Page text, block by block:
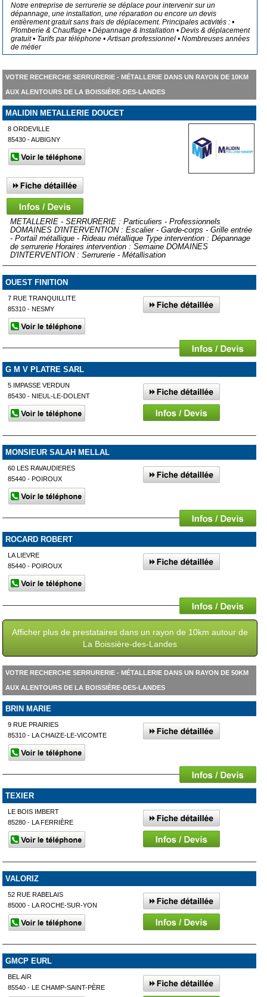
Notre entreprise de serrurerie se déplace pour intervenir sur un
dépannage, une installation, une réparation ou encore un devis
entièrement gratuit sans frais de déplacement. Principales activités : •
Plomberie & Chauffage • Dépannage & Installation • Devis & déplacement
gratuit • Tarifs par téléphone • Artisan professionnel • Nombreuses années
de métier
VOTRE RECHERCHE SERRURERIE - MÉTALLERIE DANS UN RAYON DE 10KM
AUX ALENTOURS DE LA BOISSIÈRE-DES-LANDES
MALIDIN METALLERIE DOUCET
8 ORDEVILLE
85430 - AUBIGNY
METALLERIE - SERRURERIE : Particuliers - Professionnels
DOMAINES D'INTERVENTION : Escalier - Garde-corps - Grille entrée
- Portail métallique - Rideau métallique Type intervention : Dépannage
de serrurerie Horaires intervention : Semaine DOMAINES
D'INTERVENTION : Serrurerie - Métallisation
OUEST FINITION
7 RUE TRANQUILLITE
85310 - NESMY
G M V PLATRE SARL
5 IMPASSE VERDUN
85430 - NIEUL-LE-DOLENT
MONSIEUR SALAH MELLAL
60 LES RAVAUDIERES
85440 - POIROUX
ROCARD ROBERT
LA LIEVRE
85440 - POIROUX
Afficher plus de prestataires dans un rayon de 10km autour de
La Boissière-des-Landes
VOTRE RECHERCHE SERRURERIE - MÉTALLERIE DANS UN RAYON DE 50KM
AUX ALENTOURS DE LA BOISSIÈRE-DES-LANDES
BRIN MARIE
9 RUE PRAIRIES
85310 - LA CHAIZE-LE-VICOMTE
TEXIER
LE BOIS IMBERT
85280 - LA FERRIÈRE
VALORIZ
52 RUE RABELAIS
85000 - LA ROCHE-SUR-YON
GMCP EURL
BEL AIR
85540 - LE CHAMP-SAINT-PÈRE